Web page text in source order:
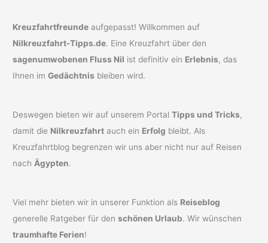
Kreuzfahrtfreunde aufgepasst! Willkommen auf
Nilkreuzfahrt-Tipps.de. Eine Kreuzfahrt über den
sagenumwobenen Fluss Nil ist definitiv ein Erlebnis, das
Ihnen imGedächtnis bleiben wird.
Deswegen bieten wir auf unserem PortalTipps und Tricks,
damit die Nilkreuzfahrt auch ein Erfolg bleibt. Als
Kreuzfahrtblog begrenzen wir uns aber nicht nur auf Reisen
nach Ägypten.
Viel mehr bieten wir in unserer Funktion als Reiseblog
generelle Ratgeber für denschönen Urlaub. Wir wünschen
traumhafte Ferien!